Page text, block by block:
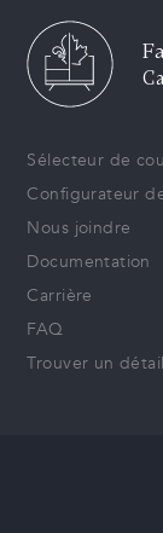
Sélecteur de
Configurateur
Nous joindre
Documentation
Carrière
FAQ
Trouver un